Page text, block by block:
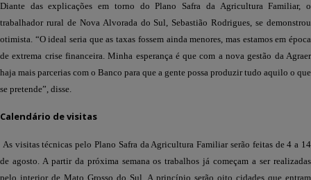
Diante das explicações em torno do Plano Safra da Agricultura Familiar, o
trabalhador rural de Nova Alvorada do Sul, Sebastião Rodrigues, se demonstrou
otimista. “O ideal seria que as taxas fossem ainda menores, mas estamos em época
de extrema crise financeira. Minha esperança é que com a nova gestão da Agraer
haja mais parcerias com o Banco para que a gente possa produzir tudo aquilo o que
se pretende”, disse.
Calendário de visitas
As visitas técnicas pelo Plano Safra da Agricultura Familiar serão feitas de 4 a 14
de agosto. A partir da próxima semana os trabalhos já começam a ser realizadas
pelo interior de Mato Grosso do Sul. A princípio serão oito cidades que entram